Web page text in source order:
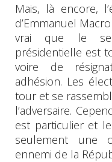
Mais, là encore,
d’Emmanuel
vrai que le
présidentielle est
voire de
adhésion. Les
tour et se
l’adversaire.
est particulier et
seulement une
ennemi de la